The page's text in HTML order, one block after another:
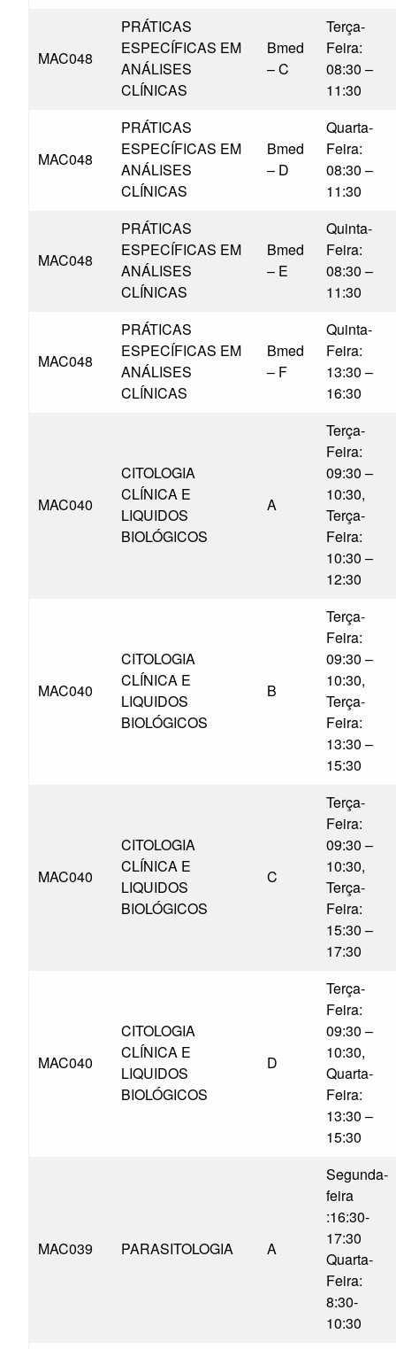
MAC048
PRÁTICAS
ESPECÍFICAS EM
ANÁLISES
CLÍNICAS
Bmed
– C
Terça-
Feira:
08:30 –
11:30
MAC048
PRÁTICAS
ESPECÍFICAS EM
ANÁLISES
CLÍNICAS
Bmed
– D
Quarta-
Feira:
08:30 –
11:30
MAC048
PRÁTICAS
ESPECÍFICAS EM
ANÁLISES
CLÍNICAS
Bmed
– E
Quinta-
Feira:
08:30 –
11:30
MAC048
PRÁTICAS
ESPECÍFICAS EM
ANÁLISES
CLÍNICAS
Bmed
– F
Quinta-
Feira:
13:30 –
16:30
MAC040
CITOLOGIA
CLÍNICA E
LIQUIDOS
BIOLÓGICOS
A
Terça-
Feira:
09:30 –
10:30,
Terça-
Feira:
10:30 –
12:30
MAC040
CITOLOGIA
CLÍNICA E
LIQUIDOS
BIOLÓGICOS
B
Terça-
Feira:
09:30 –
10:30,
Terça-
Feira:
13:30 –
15:30
MAC040
CITOLOGIA
CLÍNICA E
LIQUIDOS
BIOLÓGICOS
C
Terça-
Feira:
09:30 –
10:30,
Terça-
Feira:
15:30 –
17:30
MAC040
CITOLOGIA
CLÍNICA E
LIQUIDOS
BIOLÓGICOS
D
Terça-
Feira:
09:30 –
10:30,
Quarta-
Feira:
13:30 –
15:30
MAC039 PARASITOLOGIA A
Segunda-
feira
:16:30-
17:30
Quarta-
Feira:
8:30-
10:30